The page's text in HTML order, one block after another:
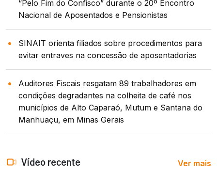
“Pelo Fim do Confisco” durante o 20º Encontro
Nacional de Aposentados e Pensionistas
SINAIT orienta filiados sobre procedimentos para
evitar entraves na concessão de aposentadorias
Auditores Fiscais resgatam 89 trabalhadores em
condições degradantes na colheita de café nos
municípios de Alto Caparaó, Mutum e Santana do
Manhuaçu, em Minas Gerais
Vídeo recente Ver mais